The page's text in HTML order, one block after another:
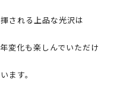
される上品な光沢は
変化も楽しんでいただけ
ます。